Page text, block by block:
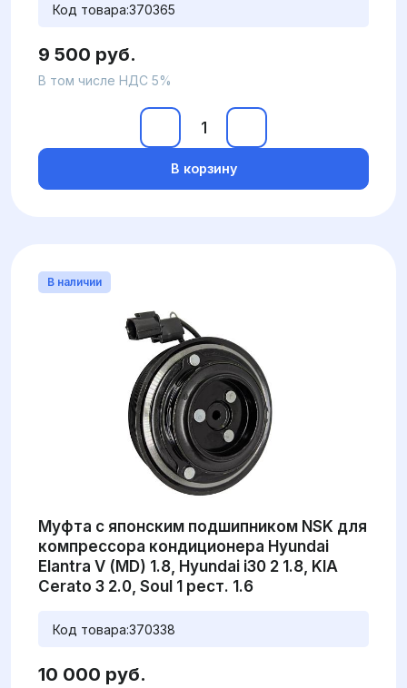
Код товара:370365
9 500 руб.
В том числе НДС 5%
В корзину
В наличии
Муфта с японским подшипником NSK для
компрессора кондиционера Hyundai
Elantra V (MD) 1.8, Hyundai i30 2 1.8, KIA
Cerato 3 2.0, Soul 1 рест. 1.6
Код товара:370338
10 000 руб.